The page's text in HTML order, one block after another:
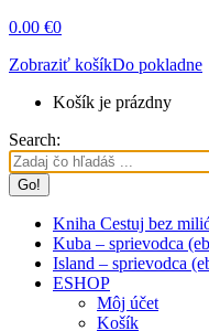
0.00 €0
Zobraziť košíkDo pokladne
Košík je prázdny
Search:
Kniha Cestuj bez
Kuba – sprievodca
Island – sprievodca
ESHOP
Môj účet
Košík